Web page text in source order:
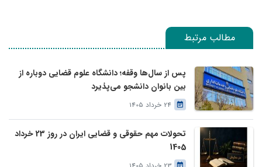
مطالب مرتبط
پس از سال‌ها وقفه؛ دانشگاه علوم قضایی دوباره از
بین بانوان دانشجو می‌پذیرد
24 خرداد 1405
تحولات مهم حقوقی و قضایی ایران در روز 23 خرداد
1405